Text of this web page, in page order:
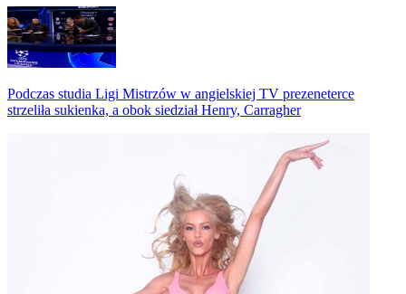
Podczas studia Ligi Mistrzów w angielskiej TV prezeneterce
strzeliła sukienka, a obok siedział Henry, Carragher